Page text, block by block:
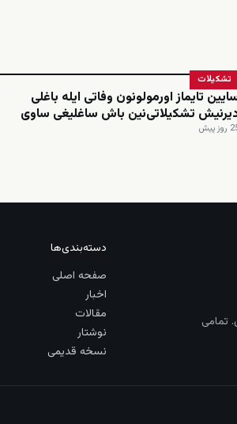
تشکیلات
تایماز اورمولونون وفاتی ایله باغلی
تشکیلاتی‌نین باش ساغلیغی ساوی
پیش
تمامی
دسته‌بندی‌ها
صفحه اصلی
اخبار
مقالات
نوشتار
نسخه قدیمی